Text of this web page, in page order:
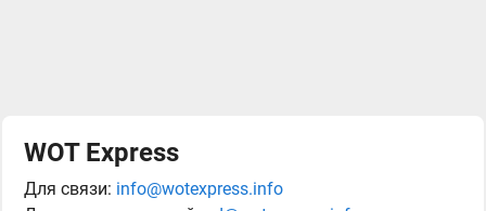
WOT Express
Для связи: info@wotexpress.info